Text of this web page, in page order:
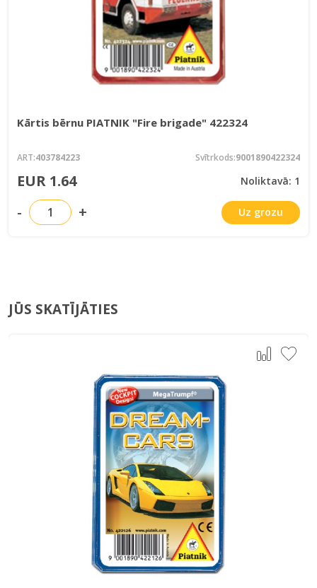
Kārtis bērnu PIATNIK "Fire brigade" 422324
ART:403784223 Svītrkods:9001890422324
EUR 1.64 Noliktavā: 1
- + Uz grozu
JŪS SKATĪJĀTIES